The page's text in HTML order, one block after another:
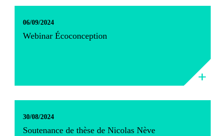
06/09/2024
Webinar Écoconception
30/08/2024
Soutenance de thèse de Nicolas Nève